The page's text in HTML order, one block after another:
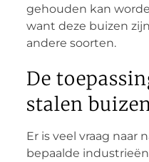
gehouden kan
want deze buizen
andere soorten.
De
stalen
Er is veel vraag naar
bepaalde